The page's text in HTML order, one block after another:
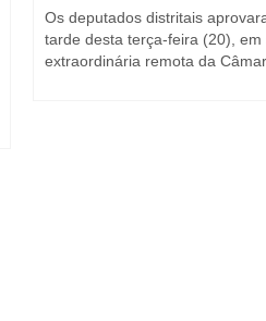
Os deputados distritais
tarde desta terça-feira (20), em
extraordinária remota da